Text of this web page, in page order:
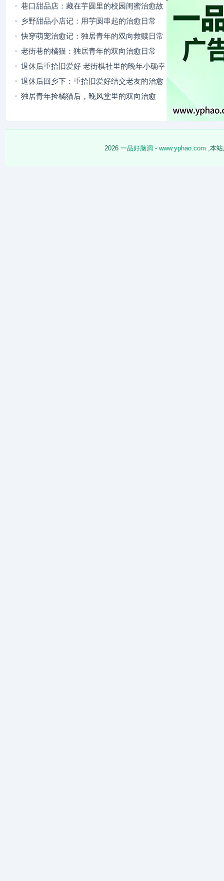
巷口甜品店：藏在芋圆里的校园闺蜜治愈故
事
乡野甜品小店记：用芋圆串起的治愈日常
快穿萌宠治愈记：独居青年的双向救赎日常
老街巷的橘猫：独居青年的双向治愈日常
退休后重拾旧爱好 老街棋社里的晚年小确幸
退休后回乡下：重拾旧爱好结交老友的治愈
日常
独居青年捡橘猫后，晚风堂里的双向治愈
2026 一品好脑洞 - www.yphao.com ,本